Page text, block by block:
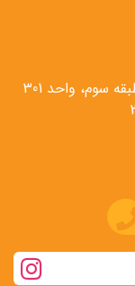
سوم، واحد 301